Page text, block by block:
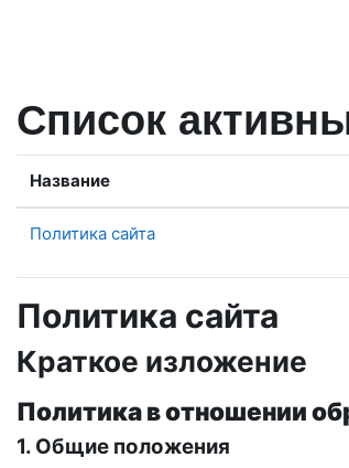
Список
Название
Политика сайта
Политика сайта
Краткое изложение
Политика в отношении
1. Общие положения